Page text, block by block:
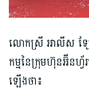
លោកស្រី អាលីស ឡែ
កម្មនៃក្រុមហ៊ុនអ៊ីន
ឡើងថា៖